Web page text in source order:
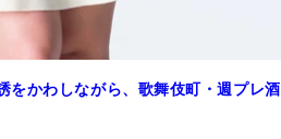
をかわしながら、歌舞伎町・週プレ酒